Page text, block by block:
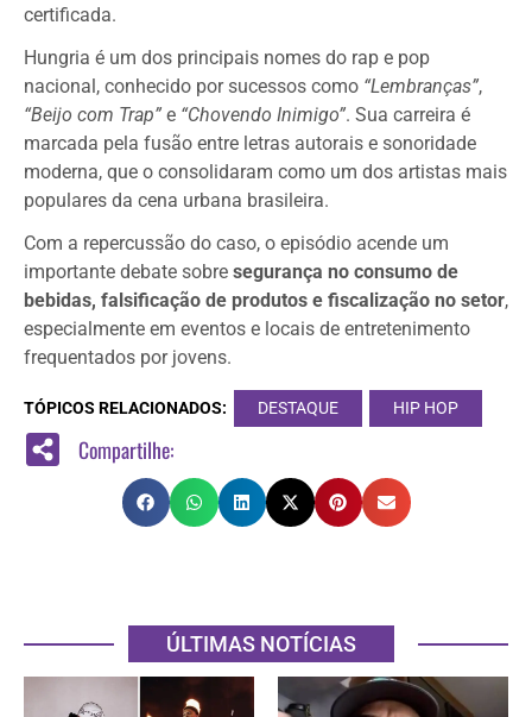
certificada.
Hungria é um dos principais nomes do rap e pop
nacional, conhecido por sucessos como “Lembranças”,
“Beijo com Trap” e “Chovendo Inimigo”. Sua carreira é
marcada pela fusão entre letras autorais e sonoridade
moderna, que o consolidaram como um dos artistas mais
populares da cena urbana brasileira.
Com a repercussão do caso, o episódio acende um
importante debate sobre segurança no consumo de
bebidas, falsificação de produtos e fiscalização no setor,
especialmente em eventos e locais de entretenimento
frequentados por jovens.
TÓPICOS RELACIONADOS: DESTAQUE HIP HOP
Compartilhe:
ÚLTIMAS NOTÍCIAS